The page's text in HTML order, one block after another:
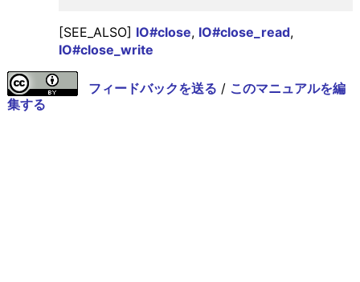
[SEE_ALSO] IO#close, IO#close_read,
IO#close_write
フィードバックを送る / このマニュアルを編
集する